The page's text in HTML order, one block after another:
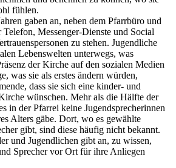
fühlen.
gaben an, neben dem Pfarrbüro und
Telefon, Messenger-Dienste und Social
zu stehen. Jugendliche
Lebenswelten unterwegs, was
der Kirche auf den sozialen Medien
was sie als erstes ändern würden,
dass sie sich eine kinder- und
wünschen. Mehr als die Hälfte der
in der Pfarrei keine Jugendsprecherinnen
Alters gäbe. Dort, wo es gewählte
gibt, sind diese häufig nicht bekannt.
und Jugendlichen gibt an, zu wissen,
Sprecher vor Ort für ihre Anliegen